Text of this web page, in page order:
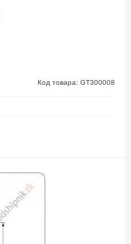
Код товара: GT300008